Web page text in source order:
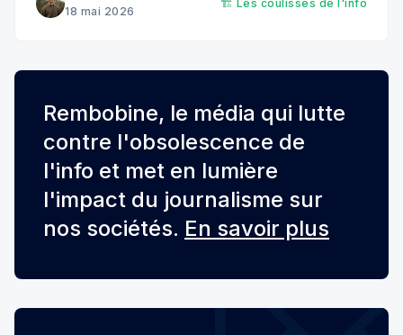
18 mai 2026
🏗️ Les coulisses de l'info
Rembobine, le média qui lutte
contre l'obsolescence de
l'info et met en lumière
l'impact du journalisme sur
nos sociétés. En savoir plus